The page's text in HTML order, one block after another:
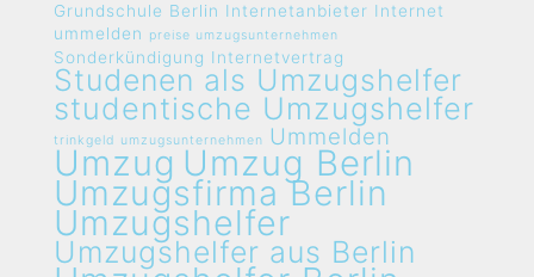
Grundschule Berlin Internetanbieter Internet
ummelden
preise umzugsunternehmen
Sonderkündigung Internetvertrag
Studenen als Umzugshelfer
studentische Umzugshelfer
trinkgeld umzugsunternehmen Ummelden
Umzug Umzug Berlin
Umzugsfirma Berlin
Umzugshelfer
Umzugshelfer aus Berlin